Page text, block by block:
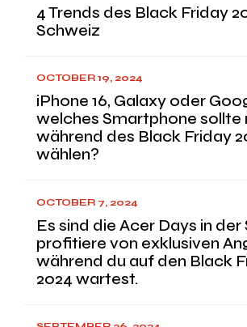
4 Trends des Black Friday
Schweiz
OCTOBER 19, 2024
iPhone 16, Galaxy oder
welches Smartphone sollte
während des Black Friday
wählen?
OCTOBER 7, 2024
Es sind die Acer Days in der
profitiere von exklusiven
während du auf den Black
2024 wartest.